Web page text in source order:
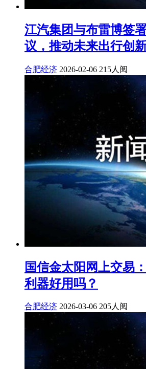
江汽集团与布雷博签
议，推动未来出行创
合肥经济 2026-02-06 215人阅
国信金太阳网上交易
利器好用吗？
合肥经济 2026-03-06 205人阅